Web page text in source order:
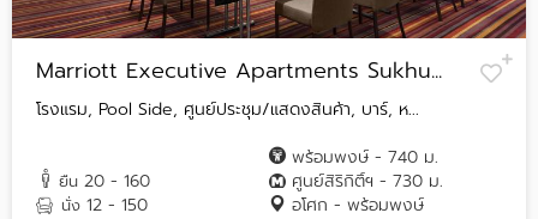
Marriott Executive Apartments Sukhu...
โรงแรม, Pool Side, ศูนย์ประชุม/แสดงสินค้า, บาร์, ห...
ยืน 20 - 160
นั่ง 12 - 150
พร้อมพงษ์ - 740 ม.
ศูนย์สิริกิติ์ฯ - 730 ม.
อโศก - พร้อมพงษ์